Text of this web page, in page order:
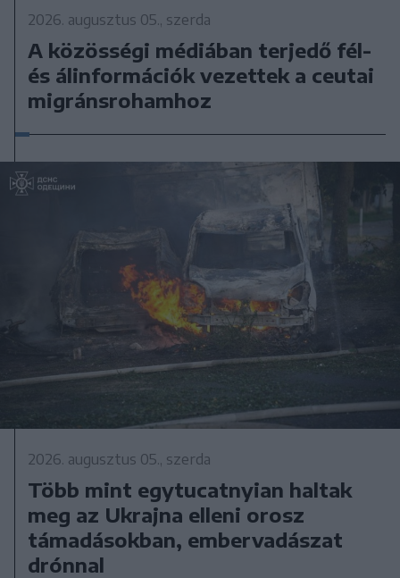
2026. augusztus 05., szerda
A közösségi médiában terjedő fél-
és álinformációk vezettek a ceutai
migránsrohamhoz
2026. augusztus 05., szerda
Több mint egytucatnyian haltak
meg az Ukrajna elleni orosz
támadásokban, embervadászat
drónnal